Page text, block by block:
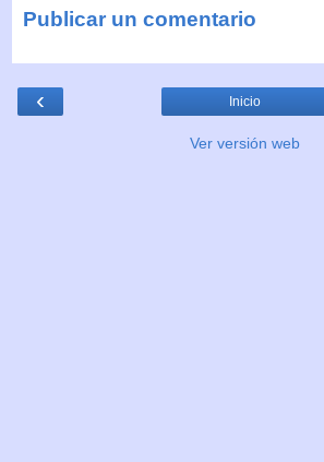
Publicar un comentario
‹ Inicio
Ver versión web